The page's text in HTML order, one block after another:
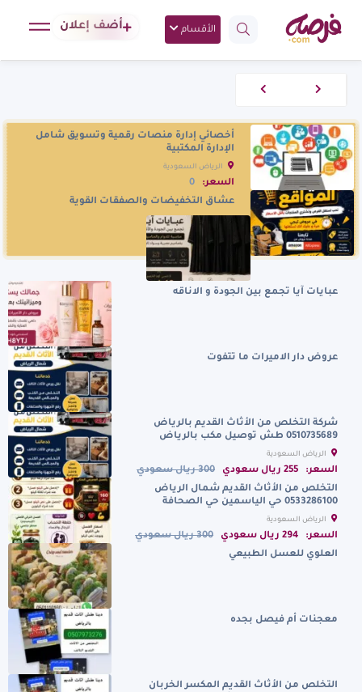
الأقسام أضف إعلان
أخصائي إدارة منصات رقمية وتسويق شامل
الإدارة المكتبية
السعر:
0
عشاق التخفيضات والصفقات القوية
عبايات آيا تجمع بين الجودة و الاناقه
عروض دار الاميرات ما تتفوت
شركة التخلص من الأثاث القديم بالرياض
0510735689 طش توصيل مكب بالرياض
السعر: 255 ريال سعودي
300 ريال سعودي
التخلص من الأثاث القديم شمال الرياض
0533286100 حي الياسمين حي الصحافة
السعر: 294 ريال سعودي
300 ريال سعودي
العلوي للعسل الطبيعي
معجنات أم فيصل بجده
التخلص من الأثاث القديم المكسر الخربان